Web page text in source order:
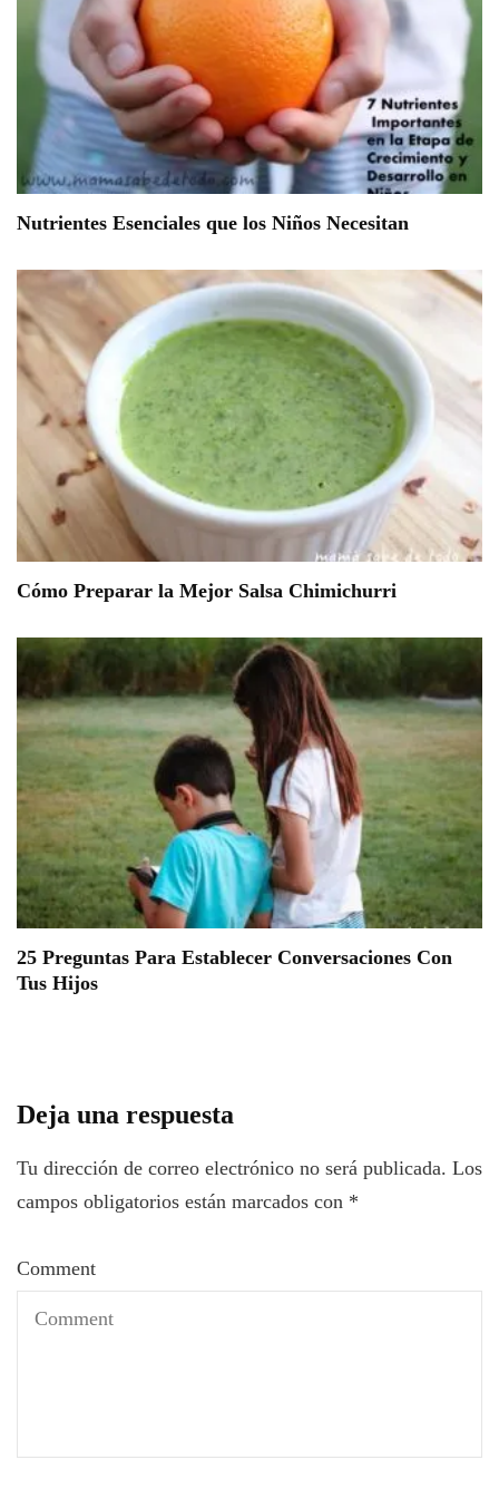
Nutrientes Esenciales que los Niños Necesitan
Cómo Preparar la Mejor Salsa Chimichurri
25 Preguntas Para Establecer Conversaciones Con
Tus Hijos
Deja una respuesta
Tu dirección de correo electrónico no será publicada. Los
campos obligatorios están marcados con *
Comment